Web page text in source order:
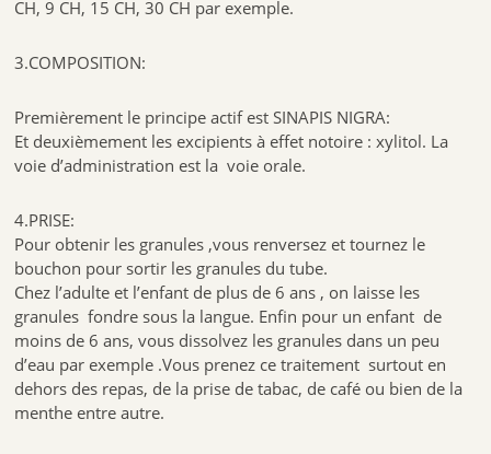
CH, 9 CH, 15 CH, 30 CH par exemple.
3.COMPOSITION:
Premièrement le principe actif est SINAPIS NIGRA:
Et deuxièmement les excipients à effet notoire : xylitol. La
voie d’administration est la voie orale.
4.PRISE:
Pour obtenir les granules ,vous renversez et tournez le
bouchon pour sortir les granules du tube.
Chez l’adulte et l’enfant de plus de 6 ans , on laisse les
granules fondre sous la langue. Enfin pour un enfant de
moins de 6 ans, vous dissolvez les granules dans un peu
d’eau par exemple .Vous prenez ce traitement surtout en
dehors des repas, de la prise de tabac, de café ou bien de la
menthe entre autre.